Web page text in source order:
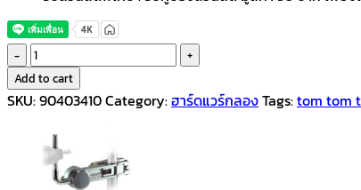
V-
TECH
ขา
ควาย
Add to cart
SKU:90403410Category:ฮาร์ดแวร์กลองTags:tom tom